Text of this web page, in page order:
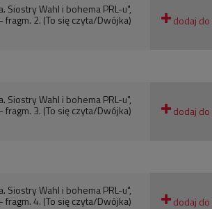
Siostry Wahl i bohema PRL-u",
2. (To się czyta/Dwójka)
Siostry Wahl i bohema PRL-u",
3. (To się czyta/Dwójka)
Siostry Wahl i bohema PRL-u",
4. (To się czyta/Dwójka)